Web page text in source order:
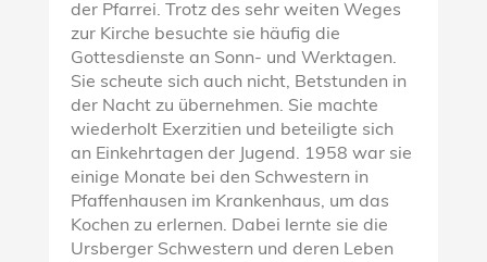
der Pfarrei. Trotz des sehr weiten Weges
zur Kirche besuchte sie häufig die
Gottesdienste an Sonn- und Werktagen.
Sie scheute sich auch nicht, Betstunden in
der Nacht zu übernehmen. Sie machte
wiederholt Exerzitien und beteiligte sich
an Einkehrtagen der Jugend. 1958 war sie
einige Monate bei den Schwestern in
Pfaffenhausen im Krankenhaus, um das
Kochen zu erlernen. Dabei lernte sie die
Ursberger Schwestern und deren Leben